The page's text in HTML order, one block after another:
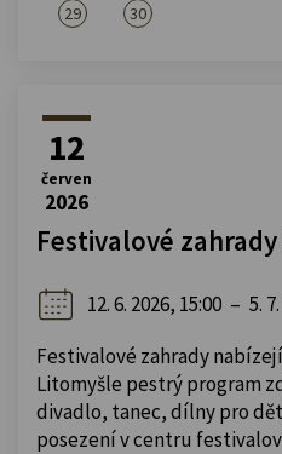
29
30
12
červen
2026
Festivalové zahrady
12. 6. 2026, 15:00 – 5.
Festivalové zahrady
Litomyšle pestrý program
divadlo, tanec, dílny pro
posezení v centru